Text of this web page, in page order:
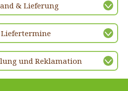
& Lieferung
Liefertermine
und Reklamation